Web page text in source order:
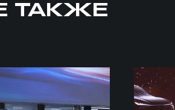
ТАКЖЕ